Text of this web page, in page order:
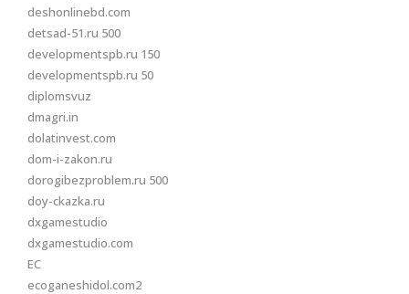
deshonlinebd.com
detsad-51.ru 500
developmentspb.ru 150
developmentspb.ru 50
diplomsvuz
dmagri.in
dolatinvest.com
dom-i-zakon.ru
dorogibezproblem.ru 500
doy-ckazka.ru
dxgamestudio
dxgamestudio.com
EC
ecoganeshidol.com2